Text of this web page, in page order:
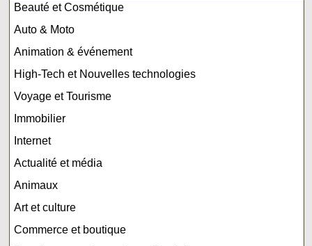
Beauté et Cosmétique
Auto & Moto
Animation & événement
High-Tech et Nouvelles technologies
Voyage et Tourisme
Immobilier
Internet
Actualité et média
Animaux
Art et culture
Commerce et boutique